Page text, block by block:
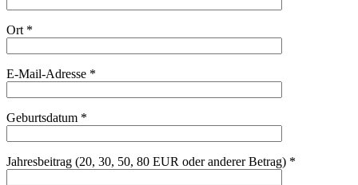
Ort *
E-Mail-Adresse *
Geburtsdatum *
Jahresbeitrag (20, 30, 50, 80 EUR oder anderer Betrag) *